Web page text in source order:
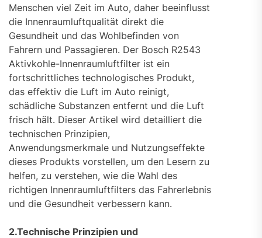
Menschen viel Zeit im Auto, daher beeinflusst
die Innenraumluftqualität direkt die
Gesundheit und das Wohlbefinden von
Fahrern und Passagieren. Der Bosch R2543
Aktivkohle-Innenraumluftfilter ist ein
fortschrittliches technologisches Produkt,
das effektiv die Luft im Auto reinigt,
schädliche Substanzen entfernt und die Luft
frisch hält. Dieser Artikel wird detailliert die
technischen Prinzipien,
Anwendungsmerkmale und Nutzungseffekte
dieses Produkts vorstellen, um den Lesern zu
helfen, zu verstehen, wie die Wahl des
richtigen Innenraumluftfilters das Fahrerlebnis
und die Gesundheit verbessern kann.
2.Technische Prinzipien und